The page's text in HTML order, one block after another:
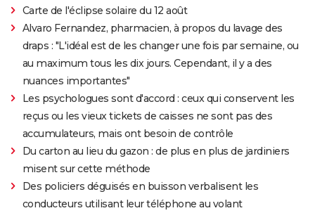
Carte de l'éclipse solaire du 12 août
Alvaro Fernandez, pharmacien, à propos du lavage des
draps : "L'idéal est de les changer une fois par semaine, ou
au maximum tous les dix jours. Cependant, il y a des
nuances importantes"
Les psychologues sont d'accord : ceux qui conservent les
reçus ou les vieux tickets de caisses ne sont pas des
accumulateurs, mais ont besoin de contrôle
Du carton au lieu du gazon : de plus en plus de jardiniers
misent sur cette méthode
Des policiers déguisés en buisson verbalisent les
conducteurs utilisant leur téléphone au volant